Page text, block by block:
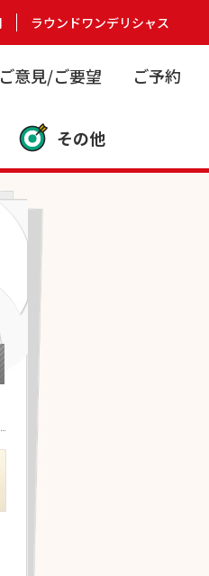
ラウンドワンデリシャス
ご意見/ご要望 ご予約
その他